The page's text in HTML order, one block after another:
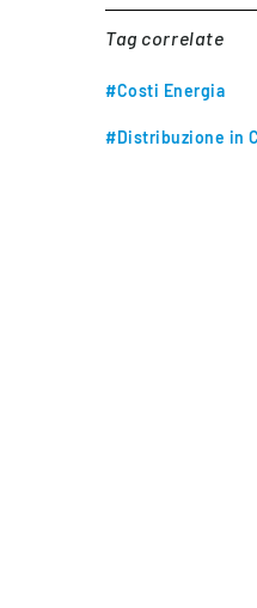
Tag correlate
#Costi Energia
#Distribuzione in